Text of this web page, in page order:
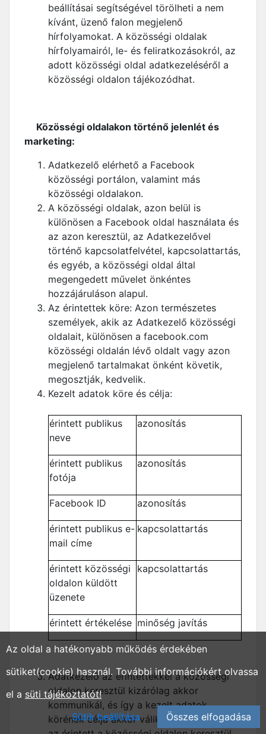
beállításai segítségével törölheti a nem
kívánt, üzenő falon megjelenő
hírfolyamokat. A közösségi oldalak
hírfolyamairól, le- és feliratkozásokról, az
adott közösségi oldal adatkezeléséről a
közösségi oldalon tájékozódhat.
Közösségi oldalakon történő jelenlét és
marketing:
Adatkezelő elérhető a Facebook
közösségi portálon, valamint más
közösségi oldalakon.
A közösségi oldalak, azon belül is
különösen a Facebook oldal használata és
az azon keresztül, az Adatkezelővel
történő kapcsolatfelvétel, kapcsolattartás,
és egyéb, a közösségi oldal által
megengedett művelet önkéntes
hozzájáruláson alapul.
Az érintettek köre: Azon természetes
személyek, akik az Adatkezelő közösségi
oldalait, különösen a facebook.com
közösségi oldalán lévő oldalt vagy azon
megjelenő tartalmakat önként követik,
megosztják, kedvelik.
Kezelt adatok köre és célja:
érintett publikus
neve
azonosítás
érintett publikus
fotója
azonosítás
Facebook ID azonosítás
érintett publikus e-
mail címe
kapcsolattartás
érintett közösségi
oldalon küldött
üzenete
kapcsolattartás
érintett értékelése minőség javítás
Adatkezelő az érintettekkel a közösségi
oldalon keresztül kizárólag akkor
kommunikál, és így a kezelt adatok
körének célja akkor válik lényegessé, ha
Az oldal a hatékonyabb működés érdekében
sütiket(cookie) használ. További információkért olvassa
el a süti tájékoztatót!
Sütik beállítása
Összes elfogadása